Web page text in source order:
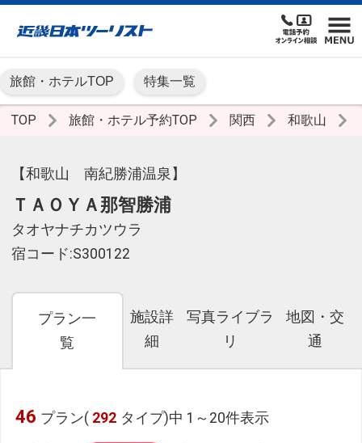
旅館・ホテルTOP 特集一覧
TOP 旅館・ホテル予約TOP 関西 和歌山
【和歌山 南紀勝浦温泉】
ＴＡＯＹＡ那智勝浦
タオヤナチカツウラ
宿コード:S300122
プラン一
覧
施設詳
細
写真ライブラ
リ
地図・交
通
46 プラン( 292 タイプ)中 1～20件表示